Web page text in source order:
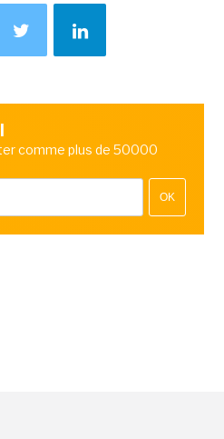
comme plus de 50000
OK